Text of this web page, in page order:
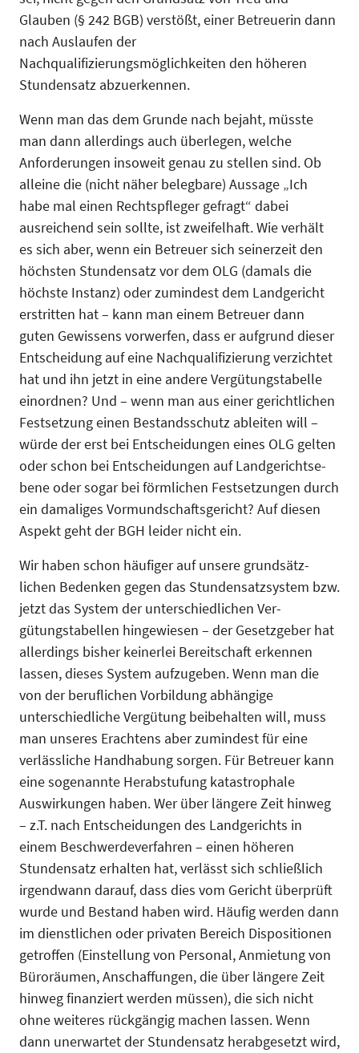
Glauben (§ 242 BGB) verstößt, einer Betreuerin dann
nach Auslaufen der
Nachqualifizierungsmöglichkeiten den höhe­ren
Stundensatz abzuerkennen.
Wenn man das dem Grunde nach bejaht, müsste
man dann allerdings auch überlegen, welche
Anforderungen insoweit genau zu stellen sind. Ob
alleine die (nicht näher belegbare) Aussa­ge „Ich
habe mal einen Rechtspfleger gefragt“ dabei
ausreichend sein sollte, ist zweifelhaft. Wie verhält
es sich aber, wenn ein Betreuer sich seinerzeit den
höchsten Stundensatz vor dem OLG (damals die
höchste Instanz) oder zumindest dem Landgericht
erstritten hat – kann man ei­nem Betreuer dann
guten Gewissens vorwerfen, dass er aufgrund dieser
Entscheidung auf eine Nachqualifizierung verzichtet
hat und ihn jetzt in eine andere Vergütungstabelle
einordnen? Und – wenn man aus einer gerichtlichen
Festsetzung einen Bestandsschutz ableiten will –
würde der erst bei Entscheidungen eines OLG gelten
oder schon bei Entscheidungen auf Landgerichtse­
bene oder sogar bei förmlichen Festsetzungen durch
ein damaliges Vormundschaftsgericht? Auf diesen
Aspekt geht der BGH leider nicht ein.
Wir haben schon häufiger auf unsere grundsätz­
lichen Bedenken gegen das Stundensatzsystem bzw.
jetzt das System der unterschiedlichen Ver­
gütungstabellen hingewiesen – der Gesetzgeber hat
allerdings bisher keinerlei Bereitschaft erken­nen
lassen, dieses System aufzugeben. Wenn man die
von der beruflichen Vorbildung abhängi­ge
unterschiedliche Vergütung beibehalten will, muss
man unseres Erachtens aber zumindest für eine
verlässliche Handhabung sorgen. Für Betreuer kann
eine sogenannte Herabstufung katastrophale
Auswirkungen haben. Wer über längere Zeit hinweg
– z.T. nach Entscheidungen des Landgerichts in
einem Beschwerdeverfah­ren – einen höheren
Stundensatz erhalten hat, verlässt sich schließlich
irgendwann darauf, dass dies vom Gericht überprüft
wurde und Bestand haben wird. Häufig werden dann
im dienstlichen oder privaten Bereich Dispositionen
getroffen (Einstellung von Personal, Anmietung von
Büro­räumen, Anschaffungen, die über längere Zeit
hinweg finanziert werden müssen), die sich nicht
ohne weiteres rückgängig machen lassen. Wenn
dann unerwartet der Stundensatz herabgesetzt wird,